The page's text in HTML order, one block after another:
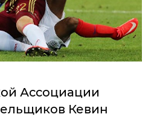
Ассоциации
Кевин